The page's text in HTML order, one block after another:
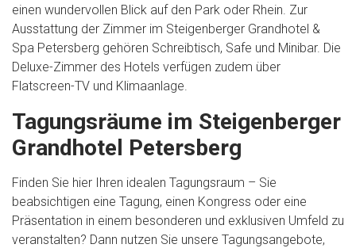
einen wundervollen Blick auf den Park oder Rhein. Zur
Ausstattung der Zimmer im Steigenberger Grandhotel &
Spa Petersberg gehören Schreibtisch, Safe und Minibar. Die
Deluxe-Zimmer des Hotels verfügen zudem über
Flatscreen-TV und Klimaanlage.
Tagungsräume im Steigenberger
Grandhotel Petersberg
Finden Sie hier Ihren idealen Tagungsraum – Sie
beabsichtigen eine Tagung, einen Kongress oder eine
Präsentation in einem besonderen und exklusiven Umfeld zu
veranstalten? Dann nutzen Sie unsere Tagungsangebote,